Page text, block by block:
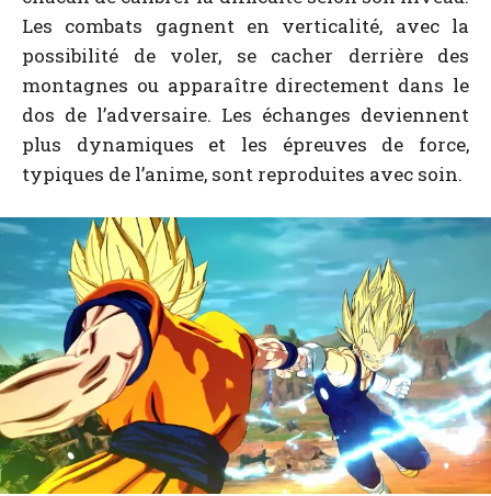
Les combats gagnent en verticalité, avec la
possibilité de voler, se cacher derrière des
montagnes ou apparaître directement dans le
dos de l’adversaire. Les échanges deviennent
plus dynamiques et les épreuves de force,
typiques de l’anime, sont reproduites avec soin.